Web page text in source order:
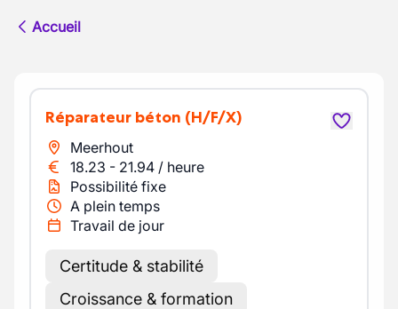
Accueil
Réparateur béton (H/F/X)
Meerhout
18.23 - 21.94 / heure
Possibilité fixe
A plein temps
Travail de jour
Certitude & stabilité
Croissance & formation